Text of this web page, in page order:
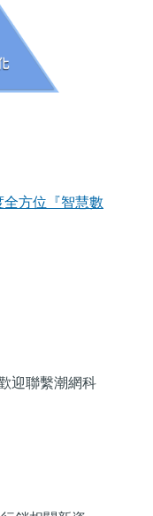
方位『智慧數
迎聯繫潮網科